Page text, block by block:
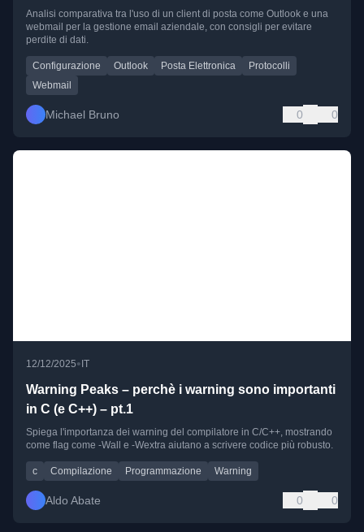
Analisi comparativa tra l'uso di un client di posta come Outlook e una
webmail per la gestione email aziendale, con consigli per evitare
perdite di dati.
Configurazione Outlook Posta Elettronica
Protocolli
Webmail
Michael Bruno 0 0
12/12/2025•IT
Warning Peaks – perchè i warning sono importanti
in C (e C++) – pt.1
Spiega l'importanza dei warning del compilatore in C/C++, mostrando
come flag come -Wall e -Wextra aiutano a scrivere codice più robusto.
c Compilazione Programmazione Warning
Aldo Abate 0 0